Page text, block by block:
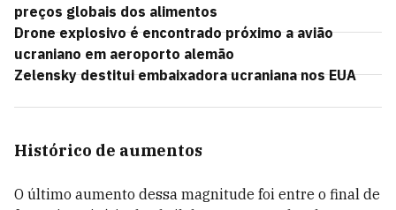
preços globais dos alimentos
Drone explosivo é encontrado próximo a avião
ucraniano em aeroporto alemão
Zelensky destitui embaixadora ucraniana nos EUA
Histórico de aumentos
O último aumento dessa magnitude foi entre o final de